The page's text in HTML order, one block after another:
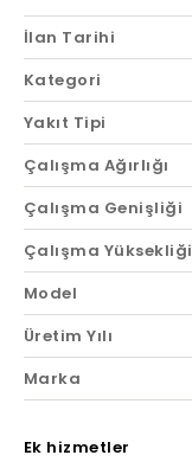
İlan Tarihi
Kategori
Yakıt Tipi
Çalışma Ağırlığı
Çalışma Genişliği
Çalışma Yüksekliği
Model
Üretim Yılı
Marka
Ek hizmetler